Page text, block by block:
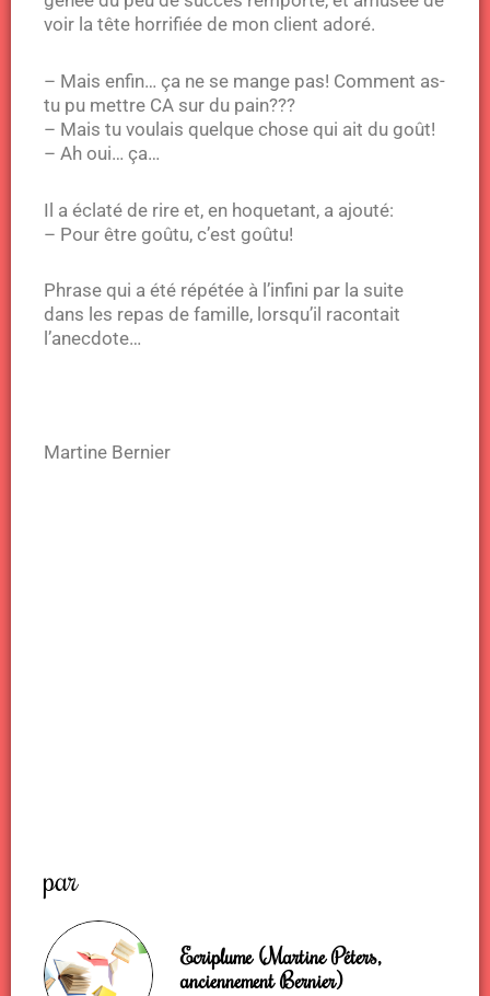
voir la tête horrifiée de mon client adoré.
– Mais enfin… ça ne se mange pas! Comment as-
tu pu mettre CA sur du pain???
– Mais tu voulais quelque chose qui ait du goût!
– Ah oui… ça…
Il a éclaté de rire et, en hoquetant, a ajouté:
– Pour être goûtu, c’est goûtu!
Phrase qui a été répétée à l’infini par la suite
dans les repas de famille, lorsqu’il racontait
l’anecdote…
Martine Bernier
par
Ecriplume (Martine Péters,
anciennement Bernier)